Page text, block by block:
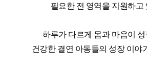
필요한 전 영역을 지원하고
하루가 다르게 몸과 마음이
건강한 결연 아동들의 성장 이야기